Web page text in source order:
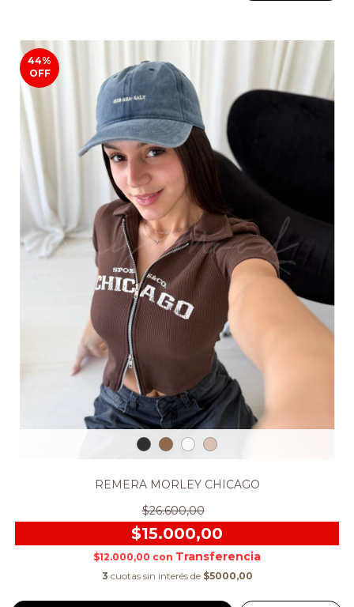
44%
OFF
REMERA MORLEY CHICAGO
$26.600,00
$15.000,00
$12.000,00 con
3 cuotas sin interés de $5000,00